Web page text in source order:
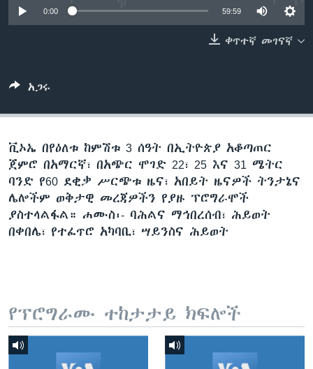
0:00 59:59
ቀጥተኛ መገናኛ
አጋሩ
ቪኦኤ በየዕለቱ ከምሽቱ 3 ሰዓት በኢትዮጵያ አቆጣጠር
ጀምሮ በአማርኛ፣ በአጭር ሞገድ 22፣ 25 እና 31 ሜትር
ባንድ የ60 ደቂቃ ሥርጭቱ ዜና፣ አበይት ዜናዎች ትንታኔና
ሌሎችም ወቅታዊ መረጃዎችን የያዙ ፕሮግራሞች
ያስተላልፋል። ሐሙስ፡- ባሕልና ማኅበረሰብ፣ ሕይወት
በቀበሌ፣ የተፈጥሮ አካባቢ፣ ሣይንስና ሕይወት
የፕሮግራሙ ተከታታይ ክፍሎች